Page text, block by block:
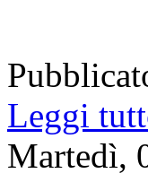
Leggi
Martedì,